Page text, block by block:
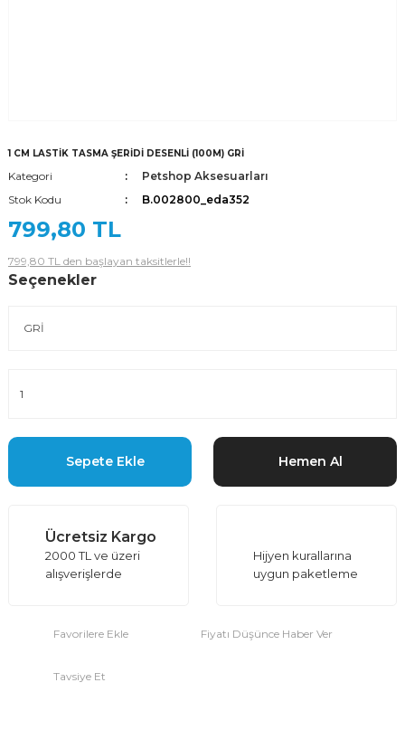
1 CM LASTİK TASMA ŞERİDİ DESENLİ (100M) GRİ
Kategori
Petshop Aksesuarları
Stok Kodu
B.002800_eda352
799,80 TL
799,80 TL den başlayan taksitlerle!!
Seçenekler
Sepete Ekle Hemen Al
Ücretsiz Kargo
2000 TL ve üzeri
alışverişlerde
Hijyen kurallarına
uygun paketleme
Fiyatı Düşünce Haber Ver
Tavsiye Et